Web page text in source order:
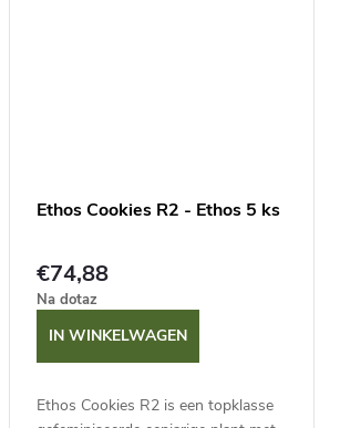
Ethos Cookies R2 - Ethos 5 ks
€74,88
Na dotaz
IN WINKELWAGEN
Ethos Cookies R2 is een topklasse